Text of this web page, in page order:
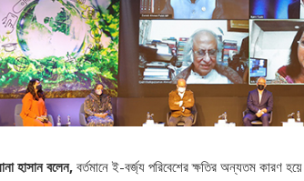
হাসান বলেন, বর্তমানে ই-বর্জ্য পরিবেশের ক্ষতির অন্যতম কারণ